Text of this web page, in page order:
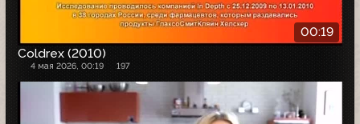
00:19
Coldrex (2010)
4 мая 2026, 00:19 197